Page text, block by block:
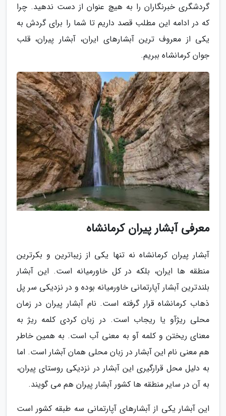
گردشگری خبرنگاران را به هیچ عنوان از دست ندهید. چرا
که در ادامه این مطلب قصد داریم تا شما را برای گردش به
یکی از معروف ترین آبشارهای ایران، آبشار پیران، قلب
جوان کرمانشاه ببریم.
معرفی آبشار پیران کرمانشاه
آبشار پیران کرمانشاه نه تنها یکی از زیباترین و بکرترین
منطقه ها ایران، بلکه در کل خاورمیانه است. این آبشار
بلندترین آبشار آپارتمانی خاورمیانه بوده و در نزدیکی سر پل
ذهاب کرمانشاه قرار گرفته است. نام آبشار پیران در زمان
محلی ریژآو یا ریجاب است. در زبان کردی کلمه ریژ به
معنای ریختن و کلمه آو به معنی آب است. به همین خاطر
هم معنی نام این آبشار در زبان محلی همان آبشار است. اما
به دلیل محل قرارگیری این آبشار در نزدیکی روستای پیران،
به آن در سایر منطقه ها کشور آبشار پیران هم می گویند.
این آبشار یکی از آبشارهای آپارتمانی سه طبقه کشور است